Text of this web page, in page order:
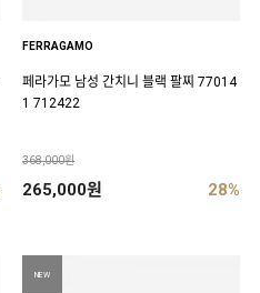
FERRAGAMO
페라가모 남성 간치니 블랙 팔찌 77014
1 712422
368,000원
265,000원 28%
NEW